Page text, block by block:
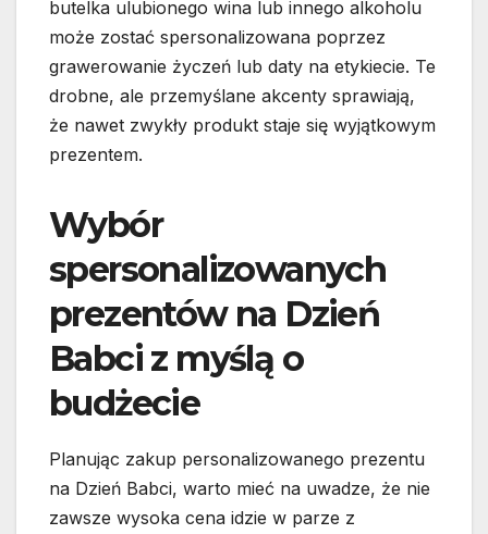
butelka ulubionego wina lub innego alkoholu
może zostać spersonalizowana poprzez
grawerowanie życzeń lub daty na etykiecie. Te
drobne, ale przemyślane akcenty sprawiają,
że nawet zwykły produkt staje się wyjątkowym
prezentem.
Wybór
spersonalizowanych
prezentów na Dzień
Babci z myślą o
budżecie
Planując zakup personalizowanego prezentu
na Dzień Babci, warto mieć na uwadze, że nie
zawsze wysoka cena idzie w parze z